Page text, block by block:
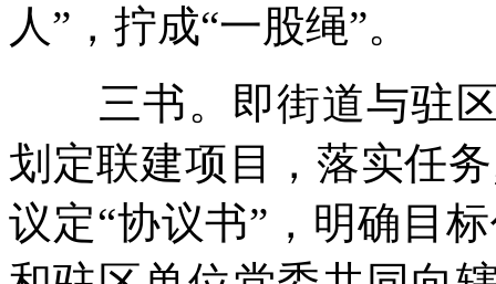
人”，拧成“一股绳”。
三书。即街道与驻区
划定联建项目，落实任
议定“协议书”，明确目